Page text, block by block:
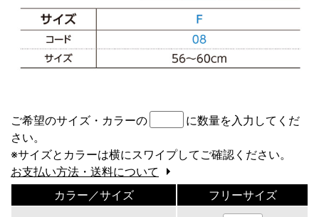
ご希望のサイズ・カラーの
に数量を入力してくだ
さい。
※サイズとカラーは横にスワイプしてご確認ください。
お支払い方法・送料について
カラー／サイズ
フリーサイズ